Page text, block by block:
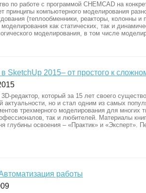
по работе с программой CHEMCAD на
принципы компьютерного моделирования
(теплообменники, реакторы, колонны и
как статических, так и
моделирования, в том числе
SketchUр 2015– от простого к
редактор, который за 15 лет своего
актуальности, но и стал одним из самых
трехмерного моделирования для многих
так и любителей. Материалы
глубины освоения – «Практик» и «Эксперт».
работы